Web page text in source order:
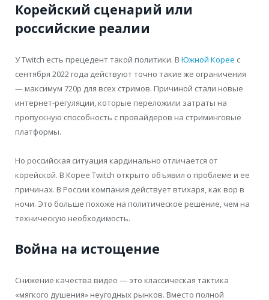
Корейский сценарий или
российские реалии
У Twitch есть прецедент такой политики. В Южной Корее с
сентября 2022 года действуют точно такие же ограничения
— максимум 720p для всех стримов. Причиной стали новые
интернет-регуляции, которые переложили затраты на
пропускную способность с провайдеров на стриминговые
платформы.
Но российская ситуация кардинально отличается от
корейской. В Корее Twitch открыто объявил о проблеме и ее
причинах. В России компания действует втихаря, как вор в
ночи. Это больше похоже на политическое решение, чем на
техническую необходимость.
Война на истощение
Снижение качества видео — это классическая тактика
«мягкого душения» неугодных рынков. Вместо полной